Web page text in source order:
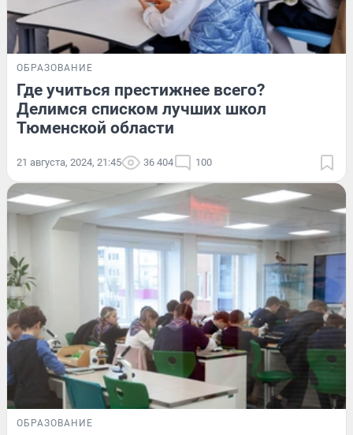
ОБРАЗОВАНИЕ
Где учиться престижнее всего?
Делимся списком лучших школ
Тюменской области
21 августа, 2024, 21:45 36 404 100
ОБРАЗОВАНИЕ